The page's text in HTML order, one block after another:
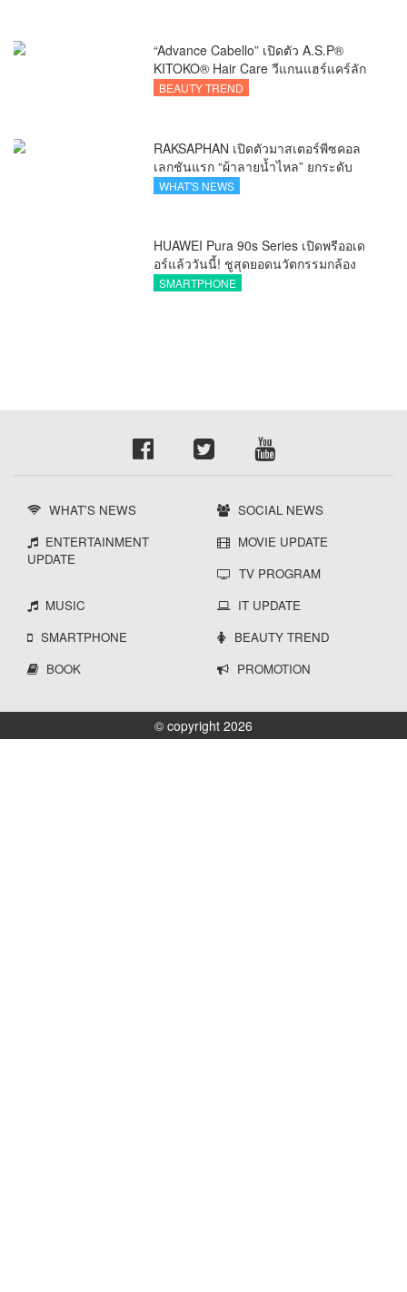
“Advance Cabello” เปิดตัว A.S.P®
KITOKO® Hair Care วีแกนแฮร์แคร์ลัก
ชัวรีจากอังกฤษ ยกระดับการดูแลเส้นผม
BEAUTY TREND
RAKSAPHAN เปิดตัวมาสเตอร์พีซคอล
เลกชันแรก “ผ้าลายน้ำไหล” ยกระดับ
ภูมิปัญญาท้องถิ่นสู่งานศิลป์ระดับสากล
WHAT'S NEWS
HUAWEI Pura 90s Series เปิดพรีออเด
อร์แล้ววันนี้! ชูสุดยอดนวัตกรรมกล้อง
พร้อม AI อัจฉริยะและ 5G Advanced
SMARTPHONE
WHAT'S NEWS
SOCIAL NEWS
ENTERTAINMENT
UPDATE
MOVIE UPDATE
TV PROGRAM
MUSIC
IT UPDATE
SMARTPHONE
BEAUTY TREND
BOOK
PROMOTION
© copyright 2026